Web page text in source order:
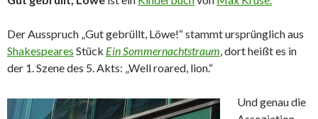
Der Ausspruch „Gut gebrüllt, Löwe!“ stammt ursprünglich aus
Shakespeares Stück Ein Sommernachtstraum, dort heißt es in
der 1. Szene des 5. Akts: „Well roared, lion.“
Und genau die